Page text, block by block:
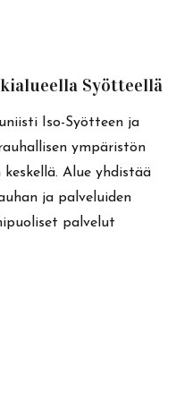
Syötteellä
Iso-Syötteen ja
ympäristön
Alue yhdistää
ja palveluiden
palvelut